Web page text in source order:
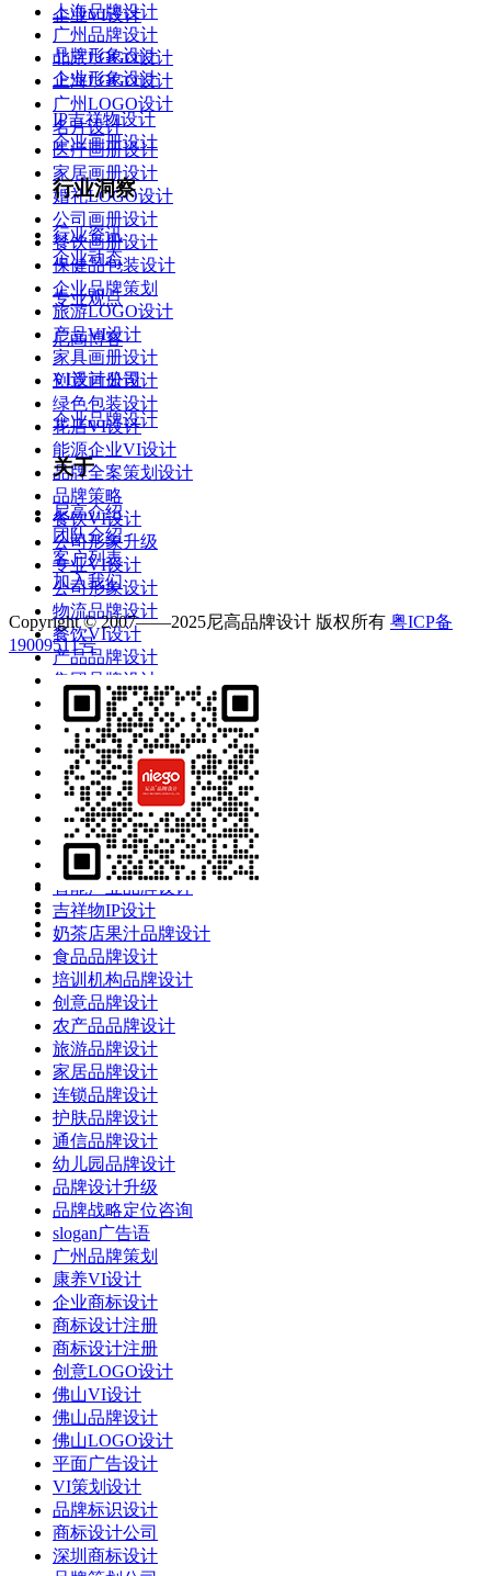
上海品牌设计
广州品牌设计
北京LOGO设计
上海LOGO设计
广州LOGO设计
名片设计
医疗画册设计
家居画册设计
婚礼LOGO设计
公司画册设计
餐饮画册设计
保健品包装设计
企业品牌策划
旅游LOGO设计
产品VI设计
家具画册设计
创意画册设计
绿色包装设计
花店VI设计
能源企业VI设计
品牌全案策划设计
品牌策略
餐饮VI设计
公司形象升级
专业VI设计
公司形象设计
物流品牌设计
餐饮VI设计
产品品牌设计
集团品牌设计
企业品牌设计
高端品牌设计
酒店品牌设计
服装品牌设计
珠宝品牌设计
餐饮品牌设计
互联网品牌设计
电商品牌设计
智能产业品牌设计
吉祥物IP设计
奶茶店果汁品牌设计
食品品牌设计
培训机构品牌设计
创意品牌设计
农产品品牌设计
旅游品牌设计
家居品牌设计
连锁品牌设计
护肤品牌设计
通信品牌设计
幼儿园品牌设计
品牌设计升级
品牌战略定位咨询
slogan广告语
广州品牌策划
康养VI设计
企业商标设计
商标设计注册
商标设计注册
创意LOGO设计
佛山VI设计
佛山品牌设计
佛山LOGO设计
平面广告设计
VI策划设计
品牌标识设计
商标设计公司
深圳商标设计
企业VI设计
品牌形象设计
企业形象设计
IP吉祥物设计
企业画册设计
行业洞察
行业资讯
企业动态
专业观点
尼高博客
VI设计公司
企业品牌设计
关于
尼高介绍
团队介绍
客户列表
加入我们
Copyright © 2007——2025尼高品牌设计 版权所有 粤ICP备
19009511号